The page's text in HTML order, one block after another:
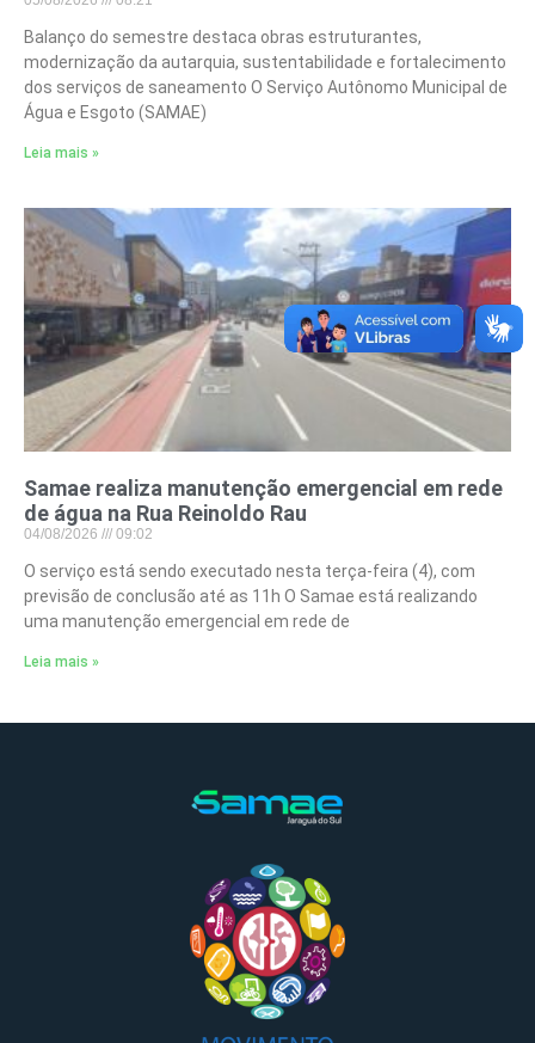
Balanço do semestre destaca obras estruturantes,
modernização da autarquia, sustentabilidade e fortalecimento
dos serviços de saneamento O Serviço Autônomo Municipal de
Água e Esgoto (SAMAE)
Leia mais »
Samae realiza manutenção emergencial em rede
de água na Rua Reinoldo Rau
04/08/2026 09:02
O serviço está sendo executado nesta terça-feira (4), com
previsão de conclusão até as 11h O Samae está realizando
uma manutenção emergencial em rede de
Leia mais »